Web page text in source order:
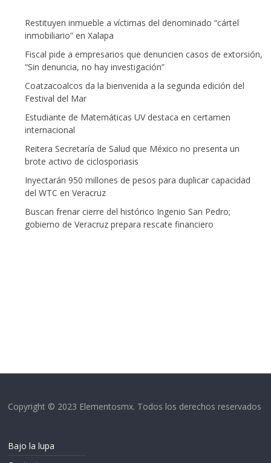
Restituyen inmueble a víctimas del denominado “cártel
inmobiliario” en Xalapa
Fiscal pide a empresarios que denuncien casos de extorsión,
“Sin denuncia, no hay investigación”
Coatzacoalcos da la bienvenida a la segunda edición del
Festival del Mar
Estudiante de Matemáticas UV destaca en certamen
internacional
Reitera Secretaría de Salud que México no presenta un
brote activo de ciclosporiasis
Inyectarán 950 millones de pesos para duplicar capacidad
del WTC en Veracruz
Buscan frenar cierre del histórico Ingenio San Pedro;
gobierno de Veracruz prepara rescate financiero
Copyright © 2023 Elementosmx. Todos los derechos reservados
Bajo la lupa